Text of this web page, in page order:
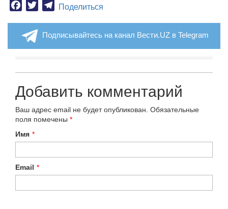
Facebook
TwitterTelegram
Поделиться
Подписывайтесь на канал Вести.UZ в Telegram
Добавить комментарий
Ваш адрес email не будет опубликован. Обязательные
поля помечены *
Имя *
Email *